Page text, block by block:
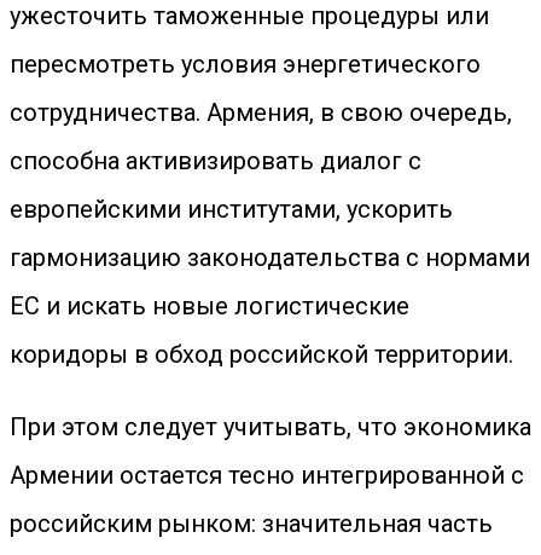
ужесточить таможенные процедуры или
пересмотреть условия энергетического
сотрудничества. Армения, в свою очередь,
способна активизировать диалог с
европейскими институтами, ускорить
гармонизацию законодательства с нормами
ЕС и искать новые логистические
коридоры в обход российской территории.
При этом следует учитывать, что экономика
Армении остается тесно интегрированной с
российским рынком: значительная часть